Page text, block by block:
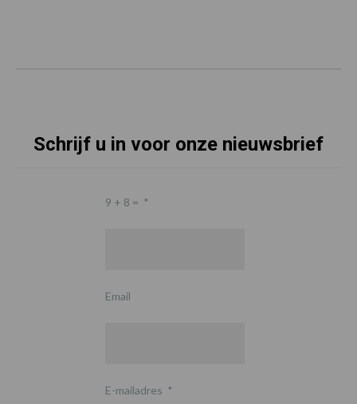
Schrijf u in voor onze nieuwsbrief
9 + 8 = *
Email
E-mailadres *